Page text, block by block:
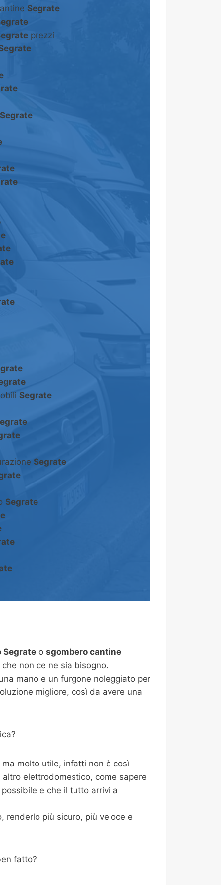
Segrate
prezzi
Segrate
Segrate
Segrate
Segrate
Segrate o sgombero cantine
non ce ne sia bisogno.
mano e un furgone noleggiato per
migliore, così da avere una
molto utile, infatti non è così
elettrodomestico, come sapere
e che il tutto arrivi a
renderlo più sicuro, più veloce e
fatto?